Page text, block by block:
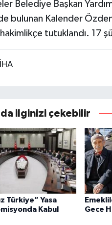
Belediye Başkan
bulunan Kalender
tutuklandı. 17
İHA
da ilginizi çekebilir
Türkiye” Yasa
Kabul
Gece